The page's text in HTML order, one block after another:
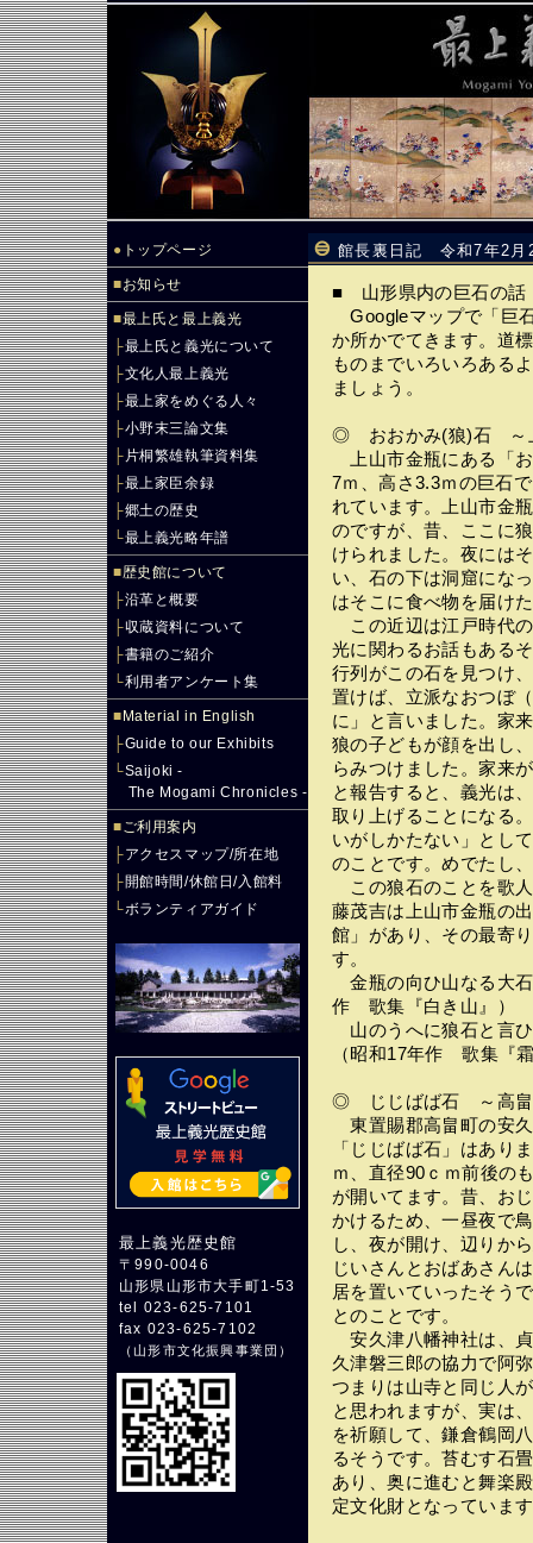
● トップページ
■お知らせ
■最上氏と最上義光
├最上氏と義光について
├文化人最上義光
├最上家をめぐる人々
├小野末三論文集
├ 片桐繁雄執筆資料集
├最上家臣余録
├郷土の歴史
└最上義光略年譜
■歴史館について
├沿革と概要
├収蔵資料について
├書籍のご紹介
└利用者アンケート集
■ Material in English
├Guide to our Exhibits
└Saijoki -
The Mogami Chronicles -
■ご利用案内
├アクセスマップ/所在地
├開館時間/休館日/入館料
└ボランティアガイド
最上義光歴史館
〒990-0046
山形県山形市大手町1-53
tel 023-625-7101
fax 023-625-7102
（山形市文化振興事業団 ）
館長裏日記 令和7年2月
■ 山形県内の巨石の話
Googleマップで「巨
か所かでてきます。道
ものまでいろいろある
ましょう。
◎ おおかみ(狼)石 ～
上山市金瓶にある「
7ｍ、高さ3.3ｍの巨石
れています。上山市金
のですが、昔、ここに
けられました。夜には
い、石の下は洞窟にな
はそこに食べ物を届け
この近辺は江戸時代
光に関わるお話もある
行列がこの石を見つけ
置けば、立派なおつぼ
に」と言いました。家
狼の子どもが顔を出し
らみつけました。家来
と報告すると、義光は
取り上げることになる
いがしかたない」とし
のことです。めでたし
この狼石のことを歌
藤茂吉は上山市金瓶の
館」があり、その最寄
す。
金瓶の向ひ山なる大
作 歌集『白き山』）
山のうへに狼石と言
（昭和17年作 歌集『
◎ じじばば石 ～高畠
東置賜郡高畠町の安
「じじばば石」はあり
ｍ、直径90ｃｍ前後の
が開いてます。昔、お
かけるため、一昼夜で
し、夜が開け、辺りか
じいさんとおばあさん
居を置いていったそう
とのことです。
安久津八幡神社は、
久津磐三郎の協力で阿
つまりは山寺と同じ人
と思われますが、実は
を祈願して、鎌倉鶴岡
るそうです。苔むす石
あり、奥に進むと舞楽
定文化財となっていま